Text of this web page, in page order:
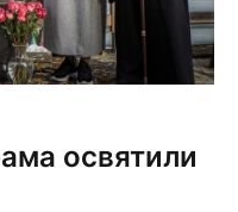
освятили